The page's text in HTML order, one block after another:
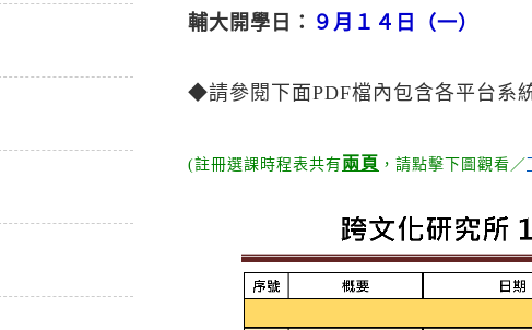
輔大開學日： ９月１４日（一）
◆請參閱下面PDF檔內包含各平台系
(註冊選課時程表共有兩頁 ，請點擊下圖觀看／